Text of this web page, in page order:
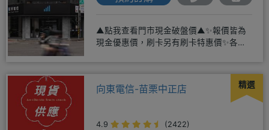
▲點我查看門市現金破盤價▲✨報價皆為
現金優惠價，刷卡另有刷卡特惠價✨各大
精選
向東電信-苗栗中正店
4.9
(2422)